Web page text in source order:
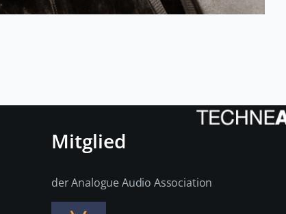
Mitglied
der Analogue Audio Association